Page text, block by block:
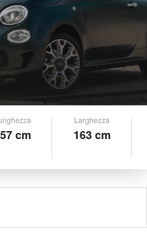
cm
Larghezza
163 cm